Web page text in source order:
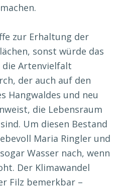
zur Erhaltung der
sonst würde das
die Artenvielfalt
der auch auf den
Hangwaldes und neu
die Lebensraum
Um diesen Bestand
Maria Ringler und
Wasser nach, wenn
Der Klimawandel
Filz bemerkbar –